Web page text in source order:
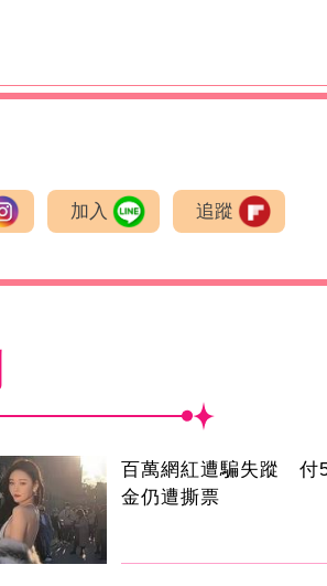
加入 追蹤
百萬網紅遭騙失蹤 付
金仍遭撕票